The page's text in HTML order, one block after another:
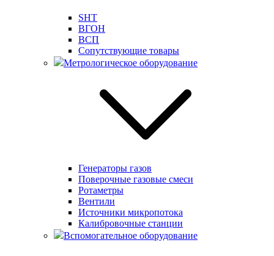
SHT
ВГОН
ВСП
Сопутствующие товары
Метрологическое оборудование
Генераторы газов
Поверочные газовые смеси
Ротаметры
Вентили
Источники микропотока
Калибровочные станции
Вспомогательное оборудование